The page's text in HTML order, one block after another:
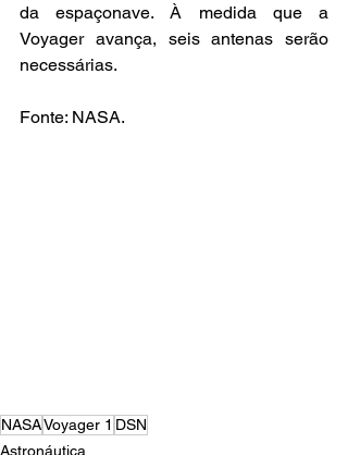
da espaçonave. À medida que a
Voyager avança, seis antenas serão
necessárias.
Fonte: NASA.
NASAVoyager 1 DSN
Astronáutica